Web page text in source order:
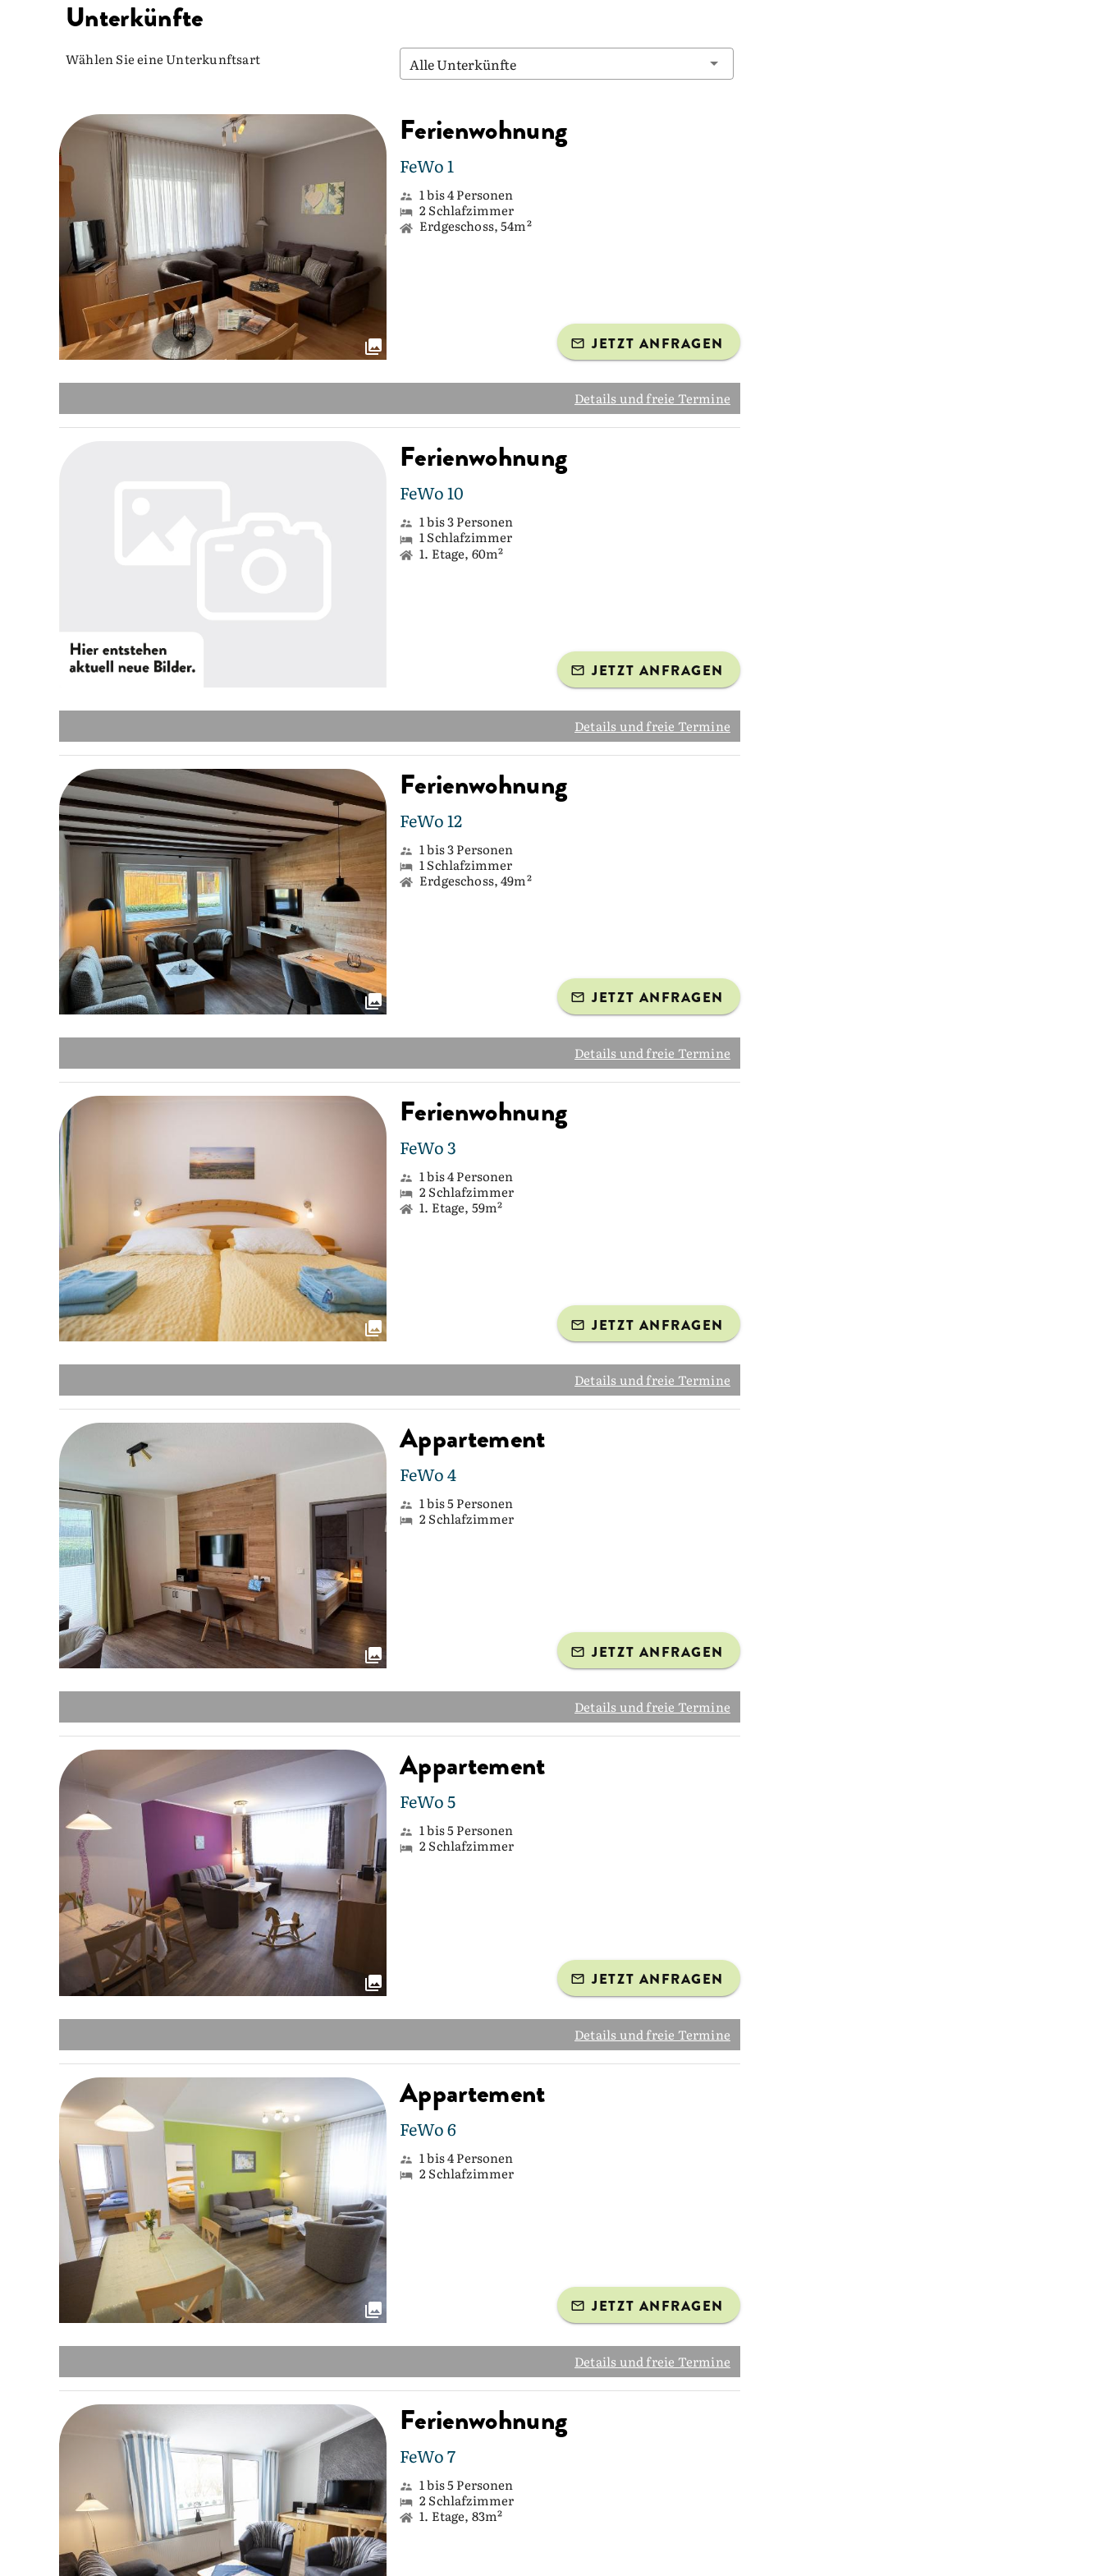
Unterkünfte
Wählen Sie eine Unterkunftsart Alle Unterkünfte
Ferienwohnung
FeWo 1
1 bis 4 Personen
2 Schlafzimmer
Erdgeschoss, 54m²
JETZT ANFRAGEN
Details und freie Termine
Ferienwohnung
FeWo 10
1 bis 3 Personen
1 Schlafzimmer
1. Etage, 60m²
JETZT ANFRAGEN
Details und freie Termine
Ferienwohnung
FeWo 12
1 bis 3 Personen
1 Schlafzimmer
Erdgeschoss, 49m²
JETZT ANFRAGEN
Details und freie Termine
Ferienwohnung
FeWo 3
1 bis 4 Personen
2 Schlafzimmer
1. Etage, 59m²
JETZT ANFRAGEN
Details und freie Termine
Appartement
FeWo 4
1 bis 5 Personen
2 Schlafzimmer
JETZT ANFRAGEN
Details und freie Termine
Appartement
FeWo 5
1 bis 5 Personen
2 Schlafzimmer
JETZT ANFRAGEN
Details und freie Termine
Appartement
FeWo 6
1 bis 4 Personen
2 Schlafzimmer
JETZT ANFRAGEN
Details und freie Termine
Ferienwohnung
FeWo 7
1 bis 5 Personen
2 Schlafzimmer
1. Etage, 83m²